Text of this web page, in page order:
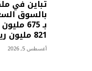
تباين في
بالسوق
بـ 675
821 مليون ريال
أغسطس 5, 2026